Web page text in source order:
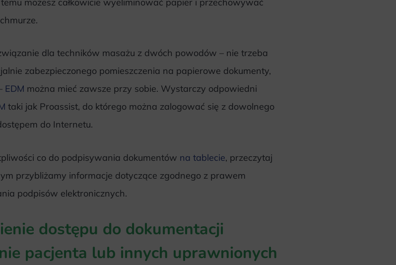
dla techników masażu z dwóch powodów – nie trzeba
zabezpieczonego pomieszczenia na papierowe dokumenty,
EDM można mieć zawsze przy sobie. Wystarczy odpowiedni
taki jak Proassist, do którego można zalogować się z dowolnego
do Internetu.
co do podpisywania dokumentów na tablecie, przeczytaj
przybliżamy informacje dotyczące zgodnego z prawem
podpisów elektronicznych.
dostępu do dokumentacji
pacjenta lub innych uprawnionych